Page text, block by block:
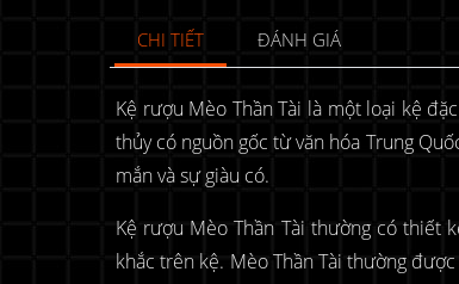
CHI TIẾT ĐÁNH GIÁ
Kệ rượu Mèo Thần Tài là một loại kệ
thủy có nguồn gốc từ văn hóa Trung
mắn và sự giàu có.
Kệ rượu Mèo Thần Tài thường có thiết
khắc trên kệ. Mèo Thần Tài thường